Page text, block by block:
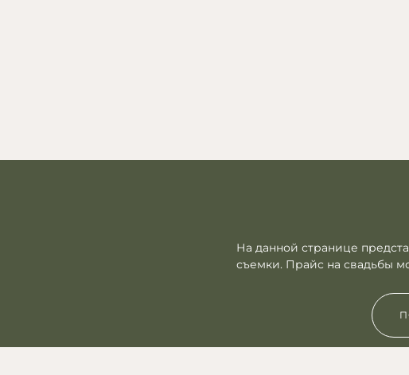
На данной странице
съемки. Прайс на свадьбы